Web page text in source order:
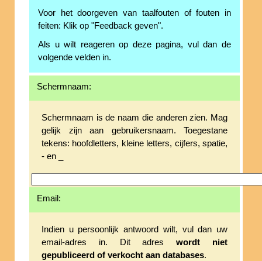
Voor het doorgeven van taalfouten of fouten in
feiten: Klik op "Feedback geven".
Als u wilt reageren op deze pagina, vul dan de
volgende velden in.
Schermnaam:
Schermnaam is de naam die anderen zien. Mag
gelijk zijn aan gebruikersnaam. Toegestane
tekens: hoofdletters, kleine letters, cijfers, spatie,
- en _
Email:
Indien u persoonlijk antwoord wilt, vul dan uw
email-adres in. Dit adreswordt niet
gepubliceerd of verkocht aan databases.